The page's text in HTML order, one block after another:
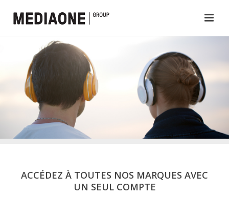
ACCÉDEZ À TOUTES NOS MARQUES AVEC
UN SEUL COMPTE